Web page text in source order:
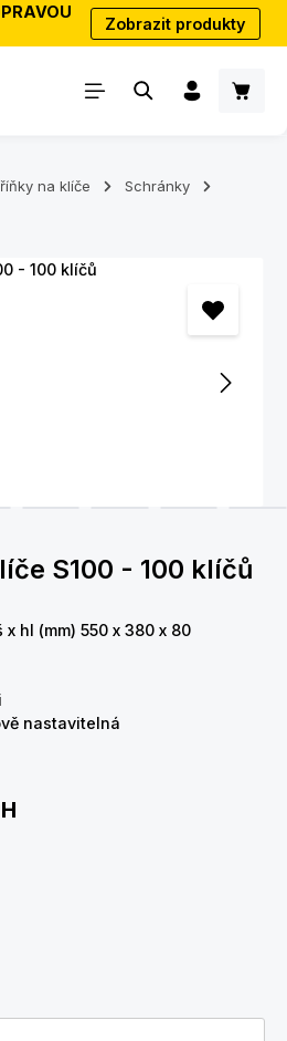
Zobrazit produkty
na klíče
Schránky
S100 - 100 klíčů
hl (mm) 550 x 380 x 80
nastavitelná